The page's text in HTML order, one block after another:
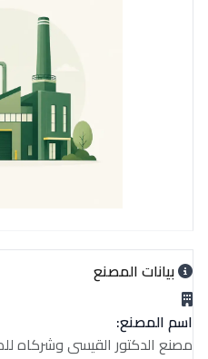
بيانات المصنع
اسم المصنع:
مصنع الدكتور القيسى وشركاه